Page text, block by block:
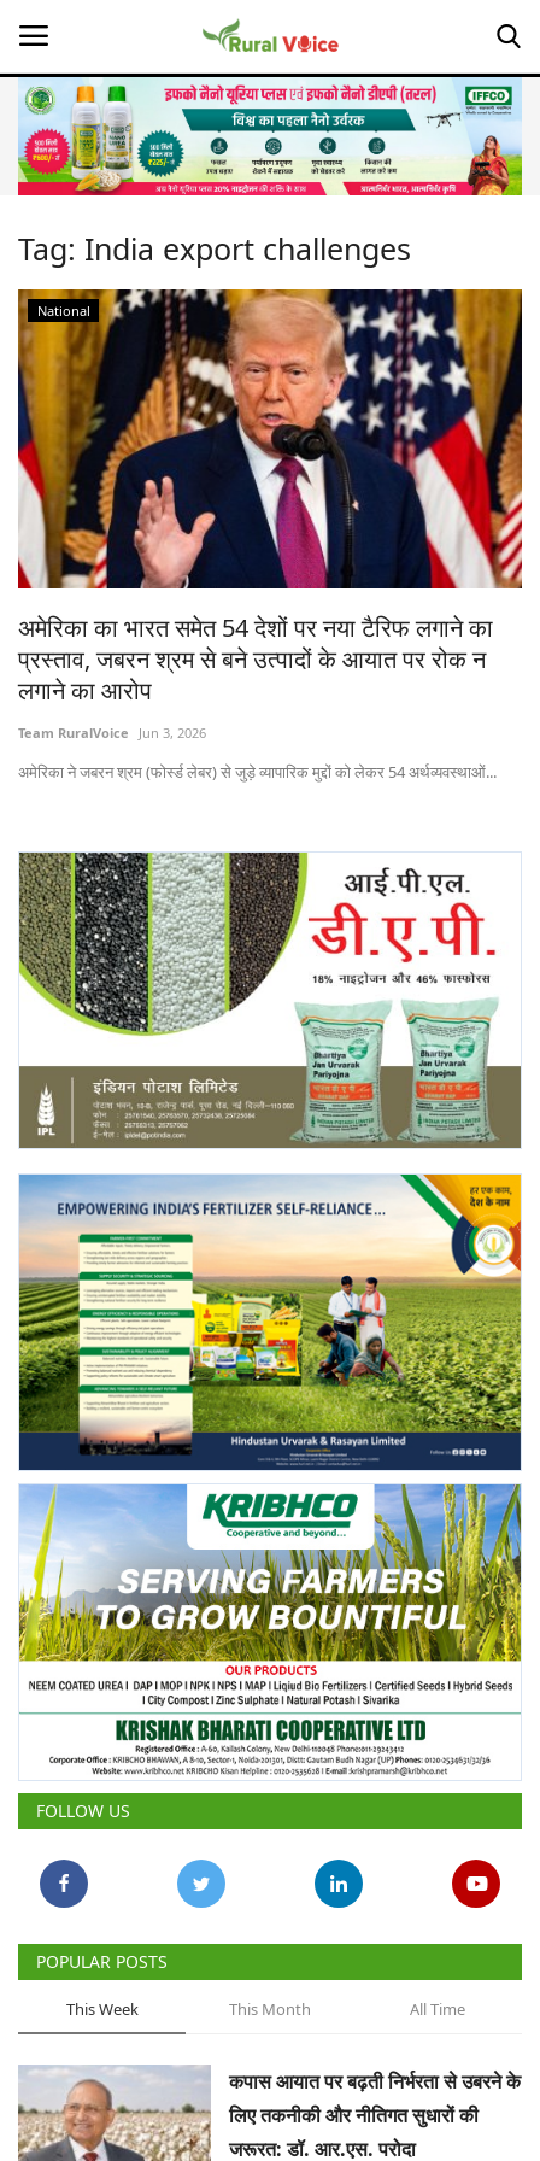
Home
About Us
Leadership Profiles
Opinion
Politics
Magazine
States
Events
Agribusiness
Agritech
International
Rural Dialogue
Ground Report
Gallery
National
Latest News
Agriculture Conclave and NACOF
Awards 2022
Agri Start-Ups
Language
English Hindi
Tag: India export challenges
National
अमेरिका का भारत समेत 54 देशों पर नया टैरिफ लगाने का
प्रस्ताव, जबरन श्रम से बने उत्पादों के आयात पर रोक न
लगाने का आरोप
Team RuralVoice Jun 3, 2026
अमेरिका ने जबरन श्रम (फोर्स्ड लेबर) से जुड़े व्यापारिक मुद्दों को लेकर 54 अर्थव्यवस्थाओं...
FOLLOW US
POPULAR POSTS
This Week This Month All Time
कपास आयात पर बढ़ती निर्भरता से उबरने के
लिए तकनीकी और नीतिगत सुधारों की
जरूरत: डॉ. आर.एस. परोदा